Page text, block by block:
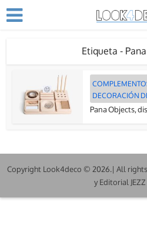
Etiqueta -
DECORACIÓN
Pana Objects,
Copyright Look4deco © 2026.| All
y Editorial